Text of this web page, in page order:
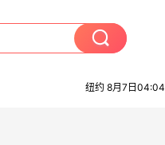
纽约 8月7日04:04